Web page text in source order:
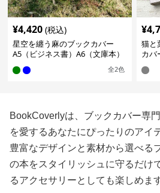
¥4,420 (税込)
星空を纏う麻のブックカバー
A5（ビジネス書）A6（文庫本）
全2色
¥
猫と
カバ
BookCoverlyは、ブックカバー専
を愛するあなたにぴったりのアイ
豊富なデザインと素材から選べる
の本をスタイリッシュに守るだけ
るアクセサリーとしても楽しめます